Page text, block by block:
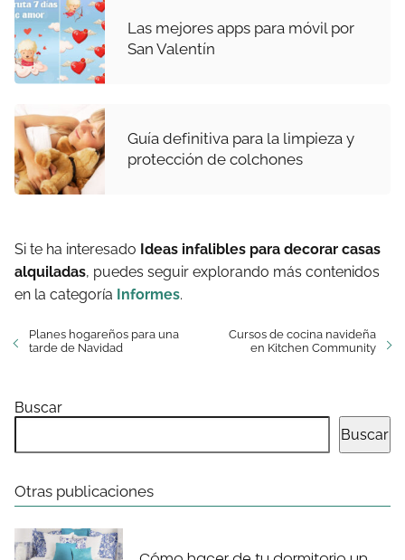
Las mejores apps para móvil por
San Valentín
Guía definitiva para la limpieza y
protección de colchones
Si te ha interesado Ideas infalibles para decorar casas
alquiladas, puedes seguir explorando más contenidos
en la categoría Informes.
Planes hogareños para una
tarde de Navidad
Cursos de cocina navideña
en Kitchen Community
Buscar
Buscar
Otras publicaciones